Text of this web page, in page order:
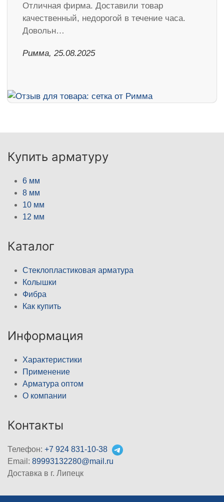
Отличная фирма. Доставили товар
качественный, недорогой в течение часа.
Довольн…
Римма, 25.08.2025
Купить арматуру
6 мм
8 мм
10 мм
12 мм
Каталог
Стеклопластиковая арматура
Колышки
Фибра
Как купить
Информация
Характеристики
Применение
Арматура оптом
О компании
Контакты
Телефон: +7 924 831-10-38
Email: 89993132280@mail.ru
Доставка в г. Липецк